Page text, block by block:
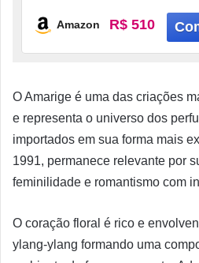
Amazon
R$ 510
O Amarige é uma das criações
e representa o universo dos
importados em sua forma mais
1991, permanece relevante por
feminilidade e romantismo com
O coração floral é rico e
ylang-ylang formando uma